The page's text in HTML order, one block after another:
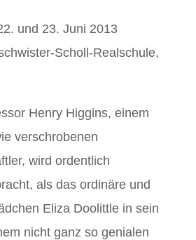
und 23. Juni 2013
Scholl-Realschule,
Henry Higgins, einem
verschrobenen
wird ordentlich
als das ordinäre und
Eliza Doolittle in sein
nicht ganz so genialen